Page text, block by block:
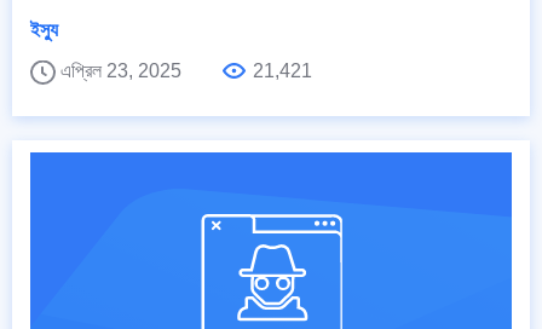
ইস্যু
এপ্রিল 23, 2025
21,421